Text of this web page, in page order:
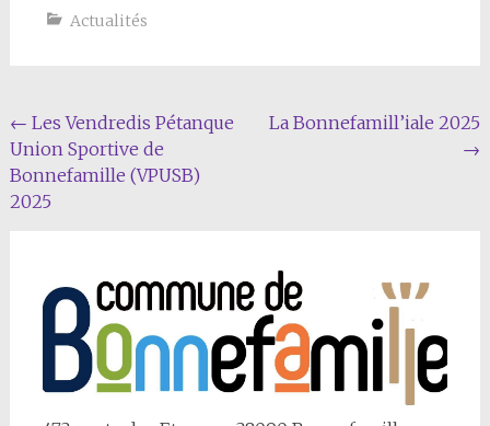
Actualités
Navigation
Article
← Les Vendredis Pétanque
Union Sportive de
Bonnefamille (VPUSB)
2025
La Bonnefamill’iale 2025
→